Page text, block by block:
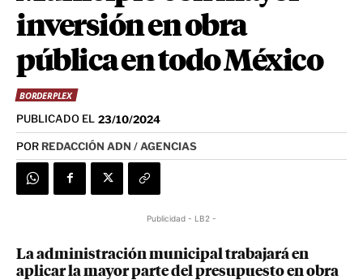
inversión en obra
pública en todo México
BORDERPLEX
PUBLICADO EL 23/10/2024
POR REDACCIÓN ADN / AGENCIAS
Publicidad - LB2 -
La administración municipal trabajará en
aplicar la mayor parte del presupuesto en obra